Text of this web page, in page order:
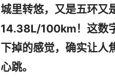
城里转悠，又是五环又
14.38L/100km！这数
下掉的感觉，确实让人
心跳。